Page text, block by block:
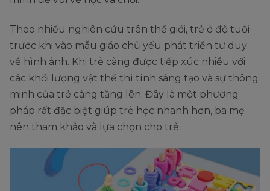
Theo nhiều nghiên cứu trên thế giới, trẻ ở độ tuổi
trước khi vào mẫu giáo chủ yếu phát triển tư duy
về hình ảnh. Khi trẻ càng được tiếp xúc nhiều với
các khối lượng vật thể thì tính sáng tạo và sự thông
minh của trẻ càng tăng lên. Đây là một phương
pháp rất đặc biệt giúp trẻ học nhanh hơn, ba mẹ
nên tham khảo và lựa chọn cho trẻ.